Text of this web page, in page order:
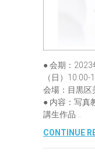
● 会期：
（日）
会場：目黒
● 内容：写真
講生作品…
CONTINUE